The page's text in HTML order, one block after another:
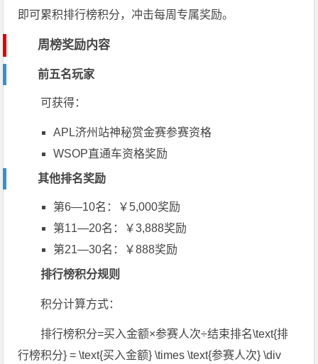
即可累积排行榜积分，冲击每周专属奖励。
周榜奖励内容
前五名玩家
可获得：
APL济州站神秘赏金赛参赛资格
WSOP直通车资格奖励
其他排名奖励
第6—10名：￥5,000奖励
第11—20名：￥3,888奖励
第21—30名：￥888奖励
排行榜积分规则
积分计算方式：
排行榜积分=买入金额×参赛人次÷结束排名\text{排
行榜积分} = \text{买入金额} \times \text{参赛人次} \div